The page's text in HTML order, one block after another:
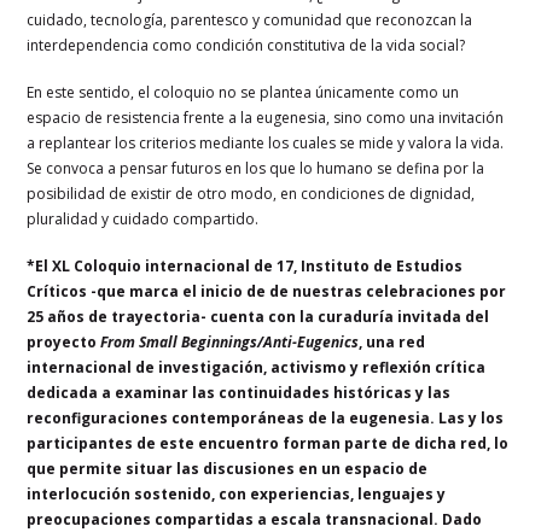
cuidado, tecnología, parentesco y comunidad que reconozcan la
interdependencia como condición constitutiva de la vida social?
En este sentido, el coloquio no se plantea únicamente como un
espacio de resistencia frente a la eugenesia, sino como una invitación
a replantear los criterios mediante los cuales se mide y valora la vida.
Se convoca a pensar futuros en los que lo humano se defina por la
posibilidad de existir de otro modo, en condiciones de dignidad,
pluralidad y cuidado compartido.
*El XL Coloquio internacional de 17, Instituto de Estudios
Críticos -que marca el inicio de de nuestras celebraciones por
25 años de trayectoria- cuenta con la curaduría invitada del
proyectoFrom Small Beginnings/Anti-Eugenics, una red
internacional de investigación, activismo y reflexión crítica
dedicada a examinar las continuidades históricas y las
reconfiguraciones contemporáneas de la eugenesia. Las y los
participantes de este encuentro forman parte de dicha red, lo
que permite situar las discusiones en un espacio de
interlocución sostenido, con experiencias, lenguajes y
preocupaciones compartidas a escala transnacional. Dado